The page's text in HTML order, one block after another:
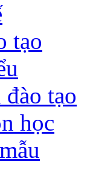
tạo
tạo
học